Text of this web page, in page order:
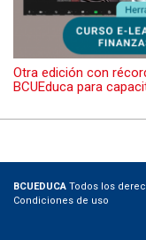
Otra edición con
BCUEduca para
BCUEDUCA Todos los
Condiciones de uso